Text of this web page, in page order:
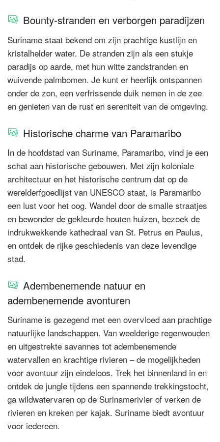
Bounty-stranden en verborgen paradijzen
Suriname staat bekend om zijn prachtige kustlijn en
kristalhelder water. De stranden zijn als een stukje
paradijs op aarde, met hun witte zandstranden en
wuivende palmbomen. Je kunt er heerlijk ontspannen
onder de zon, een verfrissende duik nemen in de zee
en genieten van de rust en sereniteit van de omgeving.
Historische charme van Paramaribo
In de hoofdstad van Suriname, Paramaribo, vind je een
schat aan historische gebouwen. Met zijn koloniale
architectuur en het historische centrum dat op de
werelderfgoedlijst van UNESCO staat, is Paramaribo
een lust voor het oog. Wandel door de smalle straatjes
en bewonder de gekleurde houten huizen, bezoek de
indrukwekkende kathedraal van St. Petrus en Paulus,
en ontdek de rijke geschiedenis van deze levendige
stad.
Adembenemende natuur en
adembenemende avonturen
Suriname is gezegend met een overvloed aan prachtige
natuurlijke landschappen. Van weelderige regenwouden
en uitgestrekte savannes tot adembenemende
watervallen en krachtige rivieren – de mogelijkheden
voor avontuur zijn eindeloos. Trek het binnenland in en
ontdek de jungle tijdens een spannende trekkingstocht,
ga wildwatervaren op de Surinamerivier of verken de
rivieren en kreken per kajak. Suriname biedt avontuur
voor iedereen.